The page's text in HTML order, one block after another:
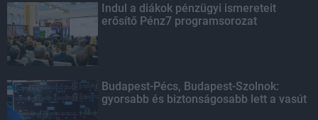
Indul a diákok pénzügyi ismereteit
erősítő Pénz7 programsorozat
Budapest-Pécs, Budapest-Szolnok:
gyorsabb és biztonságosabb lett a vasút